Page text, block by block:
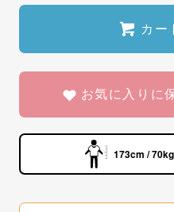
カー
お気に入りに
173cm / 70kg